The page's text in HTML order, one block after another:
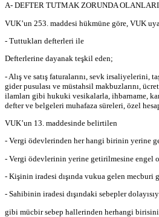
A- DEFTER TUTMAK ZORUNDA
VUK’un 253. maddesi hükmüne göre, VUK
- Tuttukları defterleri ile
Defterlerine dayanak teşkil eden;
- Alış ve satış faturalarını, sevk irsaliyelerini,
gider pusulası ve müstahsil makbuzlarını,
ilamları gibi hukuki vesikalarla, ihbarname,
defter ve belgeleri muhafaza süreleri, özel
VUK’un 13. maddesinde belirtilen
- Vergi ödevlerinden her hangi birinin yerine
- Vergi ödevlerinin yerine getirilmesine engel
- Kişinin iradesi dışında vukua gelen mecburi
- Sahibinin iradesi dışındaki sebepler
gibi mücbir sebep hallerinden herhangi